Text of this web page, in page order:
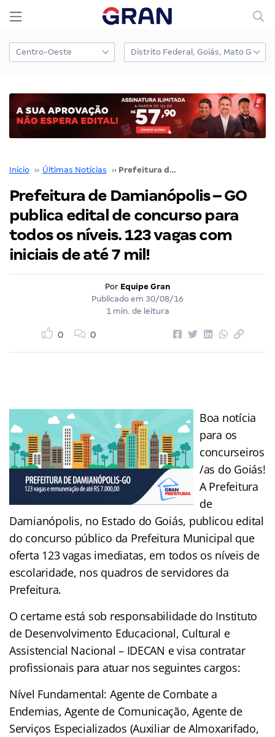
Início ›› Últimas Notícias ›› Prefeitura de Damianópolis – GO publica edital de concurso para todos os níveis. 123 vagas com iniciais de até 7 mil!
Prefeitura de Damianópolis – GO
publica edital de concurso para
todos os níveis. 123 vagas com
iniciais de até 7 mil!
Por Equipe Gran
Publicado em 30/08/16
1 min. de leitura
0 0
Boa notícia
para os
concurseiros
/as do Goiás!
A Prefeitura
de
Damianópolis, no Estado do Goiás, publicou edital
do concurso público da Prefeitura Municipal que
oferta 123 vagas imediatas, em todos os níveis de
escolaridade, nos quadros de servidores da
Prefeitura.
O certame está sob responsabilidade do Instituto
de Desenvolvimento Educacional, Cultural e
Assistencial Nacional – IDECAN e visa contratar
profissionais para atuar nos seguintes cargos:
Nível Fundamental: Agente de Combate a
Endemias, Agente de Comunicação, Agente de
Serviços Especializados (Auxiliar de Almoxarifado,